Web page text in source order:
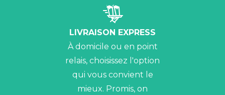
LIVRAISON EXPRESS
À domicile ou en point
relais, choisissez l'option
qui vous convient le
mieux. Promis, on